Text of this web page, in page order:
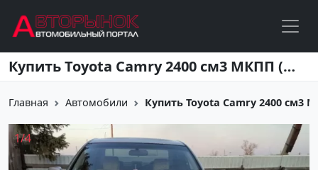
Перейти к основному содержанию Купить Toyota Camry 2400 см3 МКПП (157 л.с.) Бензин инжектор в Абрау-Дюрсо: цвет Бежевый Седан 2002 года по цене 300000 рублей, объявление №20209 на сайте Авторынок23
Главная Автомобили Купить Toyota Camry 2400 см3
1/4